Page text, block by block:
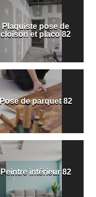
Plaquiste pose de
cloison et placo 82
Pose de parquet 82
Peintre intérieur 82